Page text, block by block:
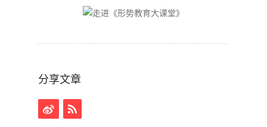
分享文章